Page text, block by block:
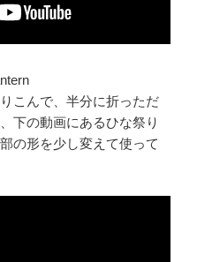
こんで、半分に折っただ
下の動画にあるひな祭り
の形を少し変えて使って